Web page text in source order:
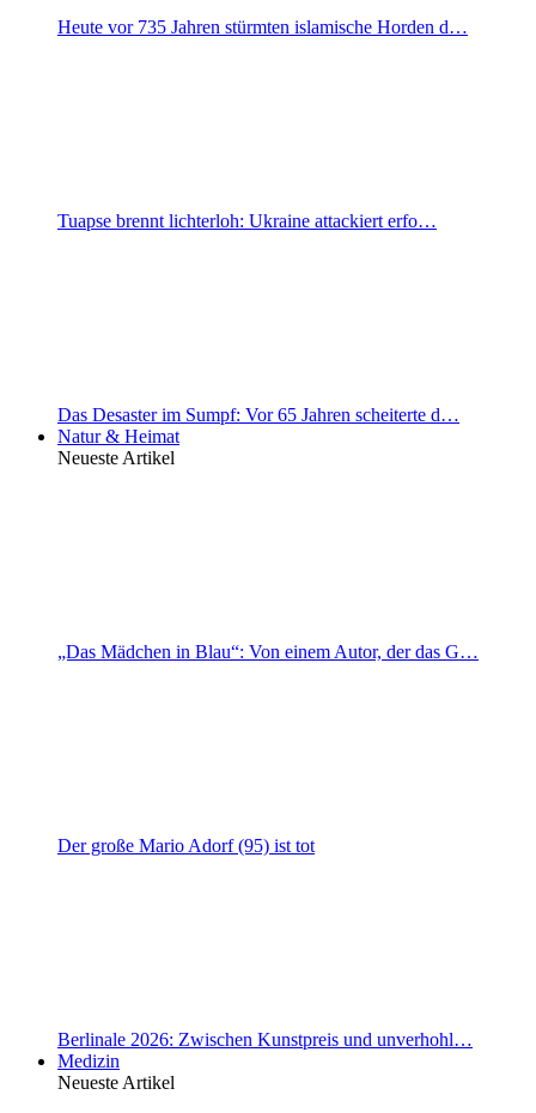
Heute vor 735 Jahren stürmten islamische Horden d…
Tuapse brennt lichterloh: Ukraine attackiert erfo…
Das Desaster im Sumpf: Vor 65 Jahren scheiterte d…
Natur & Heimat
Neueste Artikel
„Das Mädchen in Blau“: Von einem Autor, der das G…
Der große Mario Adorf (95) ist tot
Berlinale 2026: Zwischen Kunstpreis und unverhohl…
Medizin
Neueste Artikel